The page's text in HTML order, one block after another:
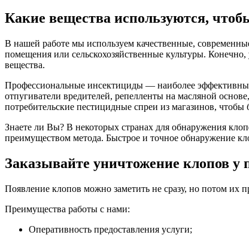
Какие вещества используются,
В нашей работе мы используем качественные,
помещения или сельскохозяйственные культуры.
вещества.
Профессиональные инсектициды — наиболее
отпугиватели вредителей, репелленты на масляной
потребительские пестицидные спреи из магазинов,
Знаете ли Вы? В некоторых странах для обнаружения
преимуществом метода. Быстрое и точное обнаружение
Заказывайте уничтожение клопов у
Появление клопов можно заметить не сразу, но потом их
Преимущества работы с нами:
Оперативность предоставления услуги;